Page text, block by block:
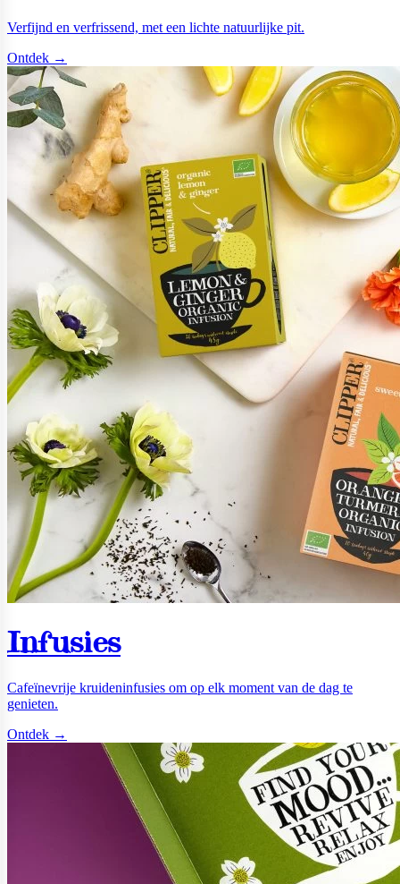
Verfijnd en verfrissend, met een lichte natuurlijke pit.
Ontdek →
Infusies
Cafeïnevrije kruideninfusies om op elk moment van de dag te
genieten.
Ontdek →